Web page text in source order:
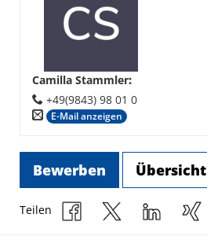
Camilla Stammler:
+49(9843) 98 01 0
E-Mail anzeigen
Bewerben Übersicht
Teilen